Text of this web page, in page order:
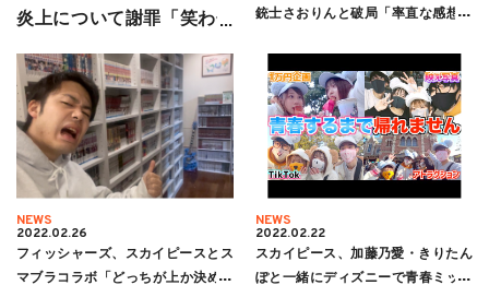
炎上について謝罪「笑わせ
銃士さおりんと破局「率直な感想と
NEWS
2022.02.26
フィッシャーズ、スカイピースとス
マブラコラボ「どっちが上か決めよ
NEWS
2022.02.22
スカイピース、加藤乃愛・きりたん
ぽと一緒にディズニーで青春ミッシ